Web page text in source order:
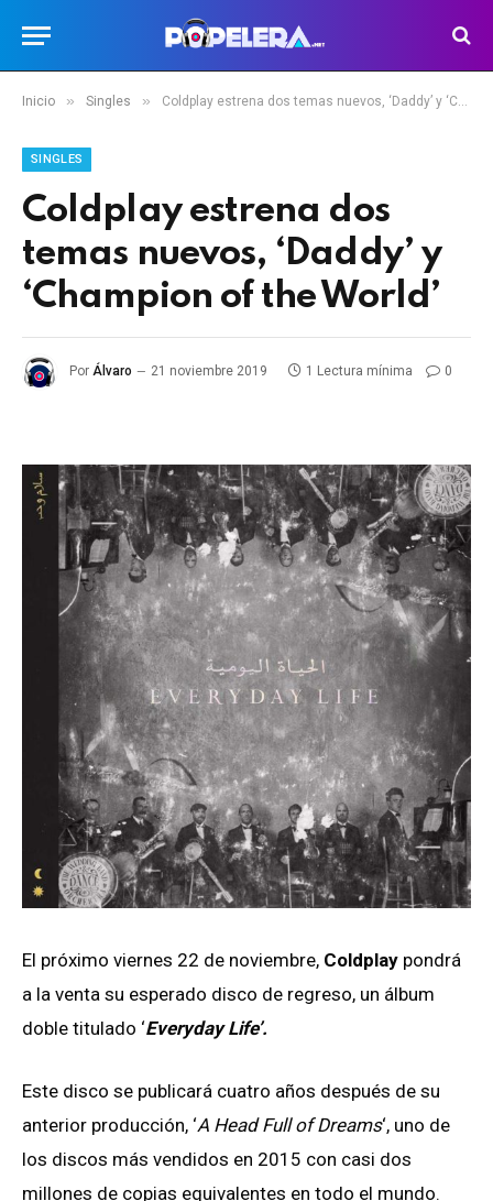
Inicio » Singles » Coldplay estrena dos temas nuevos, ‘Daddy’ y ‘Champion of the World’
SINGLES
Coldplay estrena dos
temas nuevos, ‘Daddy’ y
‘Champion of the World’
Por Álvaro 21 noviembre 2019 1 Lectura mínima 0
El próximo viernes 22 de noviembre, Coldplay pondrá
a la venta su esperado disco de regreso, un álbum
doble titulado ‘Everyday Life’.
Este disco se publicará cuatro años después de su
anterior producción, ‘A Head Full of Dreams‘, uno de
los discos más vendidos en 2015 con casi dos
millones de copias equivalentes en todo el mundo.